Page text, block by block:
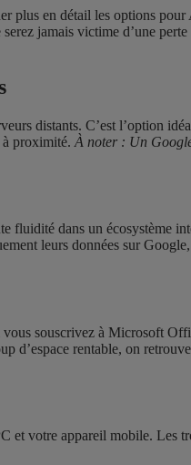
plus en détail les options
jamais victime d’une
distants. C’est l’option
à proximité. À noter : Un
fluidité dans un écosystème
leurs données sur
vous souscrivez à Microsoft
d’espace rentable, on
et votre appareil mobile. Les